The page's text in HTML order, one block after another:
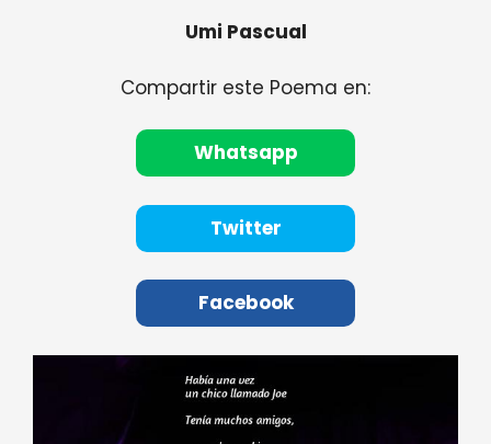
Umi Pascual
Compartir este Poema en:
Whatsapp
Twitter
Facebook